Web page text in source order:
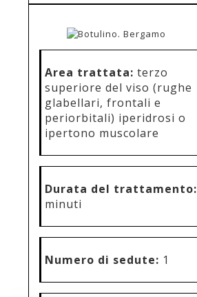
Area trattata: terzo
superiore del viso (rughe
glabellari, frontali e
periorbitali) iperidrosi o
ipertono muscolare
Durata del trattamento:
minuti
Numero di sedute: 1